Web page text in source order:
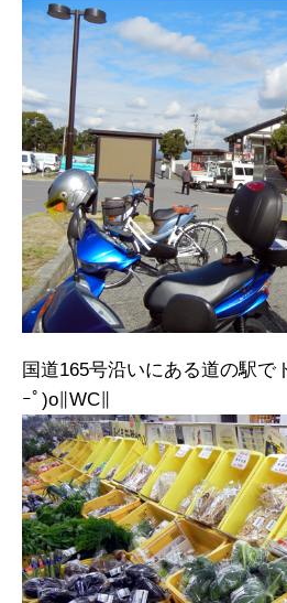
国道165号沿いにある道の駅で
ｰﾟ)o∥WC∥